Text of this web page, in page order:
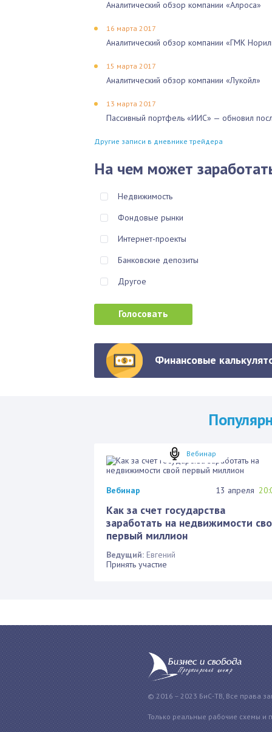
Аналитический обзор компании «Алроса»
16 марта 2017
Аналитический обзор компании «ГМК
15 марта 2017
Аналитический обзор компании «Лукойл»
13 марта 2017
Пассивный портфель «ИИС» — обновил
Другие записи в дневнике трейдера
На чем может
Недвижимость
Фондовые рынки
Интернет-проекты
Банковские депозиты
Другое
Финансовые
Вебинар
Вебинар 13 апреля
Как за счет государства
заработать на недвижимости
первый миллион
Ведущий: Евгений
Принять участие
© 2016 – 2023 БиС-ТВ, Все права
Только реальные рабочие схемы и